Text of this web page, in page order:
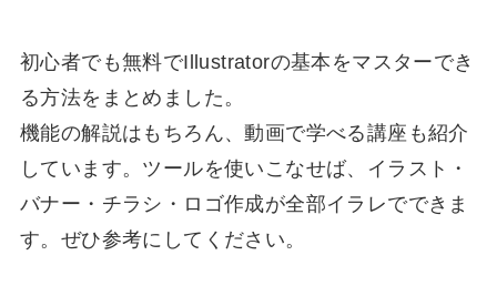
初心者でも無料でIllustratorの基本をマスターでき
る方法をまとめました。
機能の解説はもちろん、動画で学べる講座も紹介
しています。ツールを使いこなせば、イラスト・
バナー・チラシ・ロゴ作成が全部イラレでできま
す。ぜひ参考にしてください。